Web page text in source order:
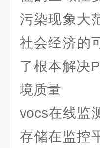
污染现象大
社会经济的
了根本解决
境质量
vocs在线监
存储在监控